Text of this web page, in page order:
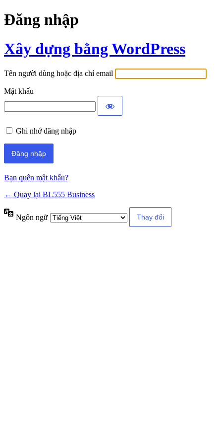
Đăng nhập
Xây dựng bằng WordPress
Tên người dùng hoặc địa chỉ email
Mật khẩu
Ghi nhớ đăng nhập
Bạn quên mật khẩu?
← Quay lại BL555 Business
Ngôn ngữ